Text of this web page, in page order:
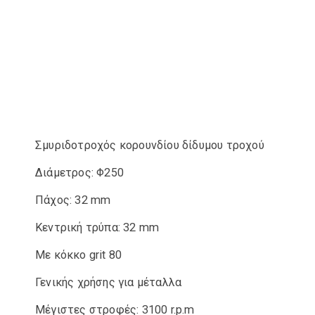
Σμυριδοτροχός κορουνδίου δίδυμου τροχού
Διάμετρος: Φ250
Πάχος: 32 mm
Κεντρική τρύπα: 32 mm
Με κόκκο grit 80
Γενικής χρήσης για μέταλλα
Μέγιστες στροφές: 3100 r.p.m